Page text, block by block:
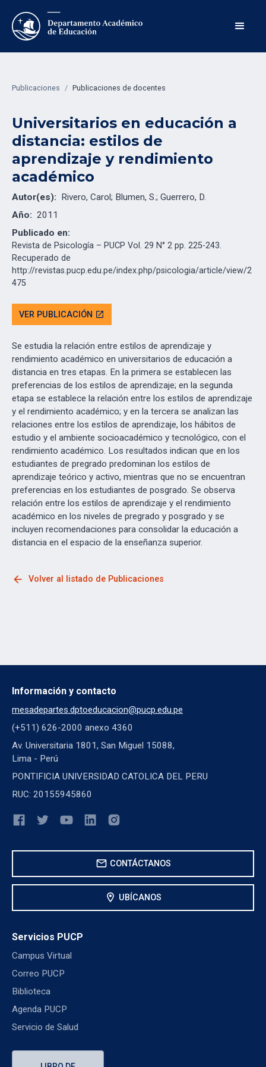
Publicaciones / Publicaciones de docentes
Universitarios en educación a
distancia: estilos de
aprendizaje y rendimiento
académico
Autor(es): Rivero, Carol; Blumen, S.; Guerrero, D.
Año: 2011
Publicado en:
Revista de Psicología – PUCP Vol. 29 N° 2 pp. 225-243.
Recuperado de
http://revistas.pucp.edu.pe/index.php/psicologia/article/view/2
475
VER PUBLICACIÓN open_in_new
Se estudia la relación entre estilos de aprendizaje y
rendimiento académico en universitarios de educación a
distancia en tres etapas. En la primera se establecen las
preferencias de los estilos de aprendizaje; en la segunda
etapa se establece la relación entre los estilos de aprendizaje
y el rendimiento académico; y en la tercera se analizan las
relaciones entre los estilos de aprendizaje, los hábitos de
estudio y el ambiente socioacadémico y tecnológico, con el
rendimiento académico. Los resultados indican que en los
estudiantes de pregrado predominan los estilos de
aprendizaje teórico y activo, mientras que no se encuentran
preferencias en los estudiantes de posgrado. Se observa
relación entre los estilos de aprendizaje y el rendimiento
académico en los niveles de pregrado y posgrado y se
incluyen recomendaciones para consolidar la educación a
distancia en el espacio de la enseñanza superior.
arrow_back Volver al listado de Publicaciones
Información y contacto
mesadepartes.dptoeducacion@pucp.edu.pe
(+511) 626-2000 anexo 4360
Av. Universitaria 1801, San Miguel 15088,
Lima - Perú
PONTIFICIA UNIVERSIDAD CATOLICA DEL PERU
RUC: 20155945860
mail CONTÁCTANOS
location_on UBÍCANOS
Servicios PUCP
Campus Virtual
Correo PUCP
Biblioteca
Agenda PUCP
Servicio de Salud